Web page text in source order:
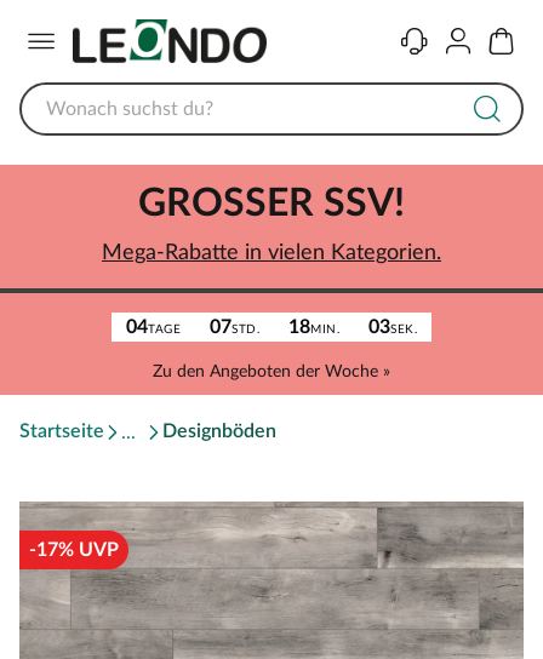
KontaktKonto
04TAGE 07STD. 18MIN. 03SEK.
Zu den Angeboten der Woche »
GROSSER SSV!
Mega-Rabatte in vielen Kategorien.
Startseite Designböden
-17% UVP